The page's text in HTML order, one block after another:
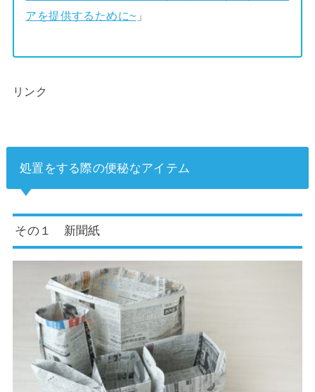
アを提供するために~ 」
リンク
処置をする際の便秘なアイテム
その１ 新聞紙